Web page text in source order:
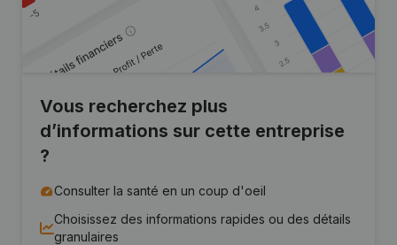
Vous recherchez plus
d’informations sur cette entreprise
?
Consulter la santé en un coup d'oeil
Choisissez des informations rapides ou des détails
granulaires